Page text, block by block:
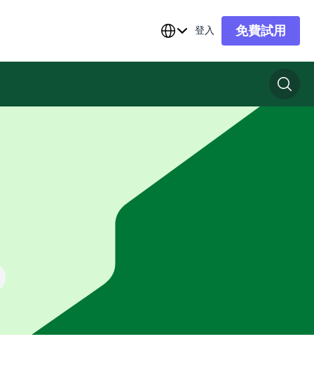
登入 免費試用